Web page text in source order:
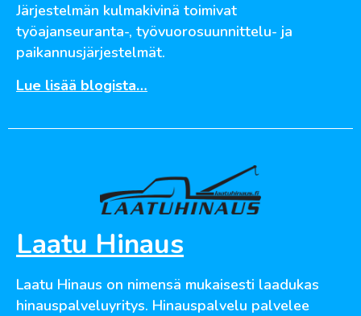
Järjestelmän kulmakivinä toimivat
työajanseuranta-, työvuorosuunnittelu- ja
paikannusjärjestelmät.
Lue lisää blogista…
Laatu Hinaus
Laatu Hinaus on nimensä mukaisesti laadukas
hinauspalveluyritys. Hinauspalvelu palvelee